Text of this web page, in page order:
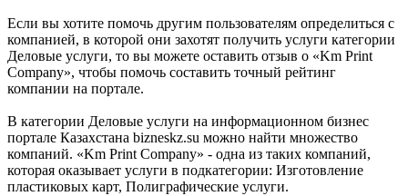
Если вы хотите помочь другим пользователям определиться с
компанией, в которой они захотят получить услуги категории
Деловые услуги, то вы можете оставить отзыв о «Km Print
Company», чтобы помочь составить точный рейтинг
компании на портале.
В категории Деловые услуги на информационном бизнес
портале Казахстана bizneskz.su можно найти множество
компаний. «Km Print Company» - одна из таких компаний,
которая оказывает услуги в подкатегории: Изготовление
пластиковых карт, Полиграфические услуги.